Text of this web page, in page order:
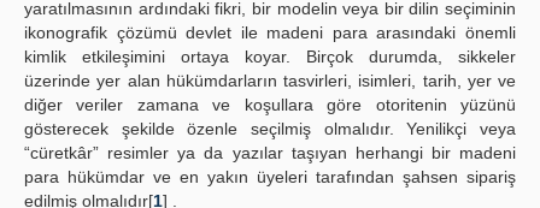
yaratılmasının ardındaki fikri, bir modelin veya bir dilin seçiminin
ikonografik çözümü devlet ile madeni para arasındaki önemli
kimlik etkileşimini ortaya koyar. Birçok durumda, sikkeler
üzerinde yer alan hükümdarların tasvirleri, isimleri, tarih, yer ve
diğer veriler zamana ve koşullara göre otoritenin yüzünü
gösterecek şekilde özenle seçilmiş olmalıdır. Yenilikçi veya
“cüretkâr” resimler ya da yazılar taşıyan herhangi bir madeni
para hükümdar ve en yakın üyeleri tarafından şahsen sipariş
edilmiş olmalıdır[1] .